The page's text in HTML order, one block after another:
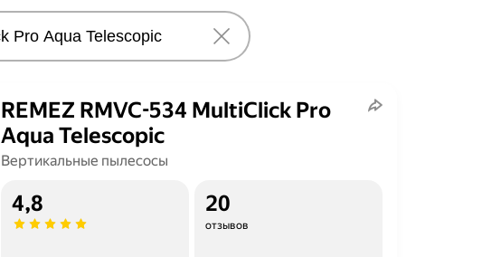
REMEZ RMVC-534 MultiClick Pro
Aqua Telescopic
Вертикальные пылесосы
4,8 20
отзывов